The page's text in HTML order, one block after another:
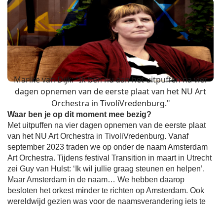
Marike van Dijk: "Ik ben nu aan het uitpuffen na vier
dagen opnemen van de eerste plaat van het NU Art
Orchestra in TivoliVredenburg."
Waar ben je op dit moment mee bezig?
Met uitpuffen na vier dagen opnemen van de eerste plaat
van het NU Art Orchestra in TivoliVredenburg. Vanaf
september 2023 traden we op onder de naam Amsterdam
Art Orchestra. Tijdens festival Transition in maart in Utrecht
zei Guy van Hulst: ‘Ik wil jullie graag steunen en helpen’.
Maar Amsterdam in de naam… We hebben daarop
besloten het orkest minder te richten op Amsterdam. Ook
wereldwijd gezien was voor de naamsverandering iets te